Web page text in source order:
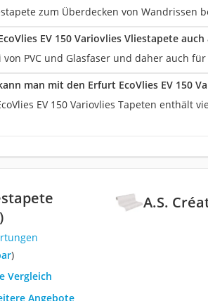
zum Überdecken von Wandrissen
EV 150 Variovlies Vliestapete
PVC und Glasfaser und daher auch
man mit den Erfurt EcoVlies EV 150
EV 150 Variovlies Tapeten enthält
A.S.
)
Vergleich
Angebote